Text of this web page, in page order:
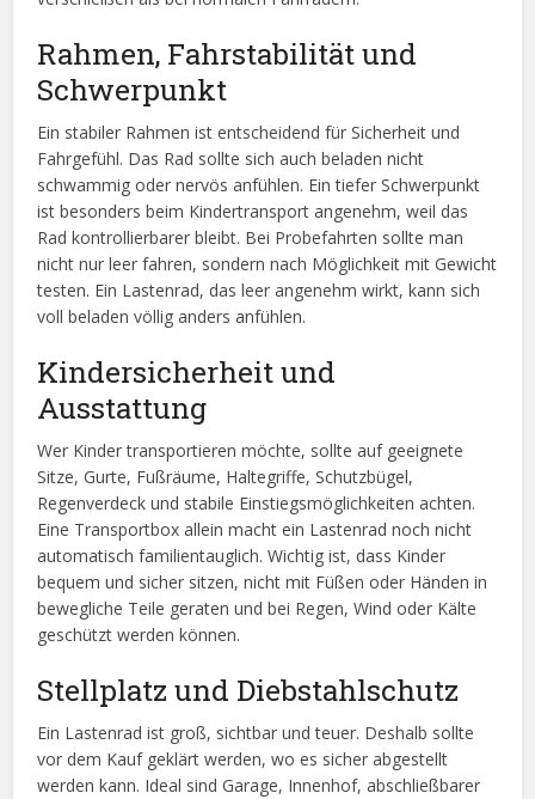
Rahmen, Fahrstabilität und
Schwerpunkt
Ein stabiler Rahmen ist entscheidend für Sicherheit und
Fahrgefühl. Das Rad sollte sich auch beladen nicht
schwammig oder nervös anfühlen. Ein tiefer Schwerpunkt
ist besonders beim Kindertransport angenehm, weil das
Rad kontrollierbarer bleibt. Bei Probefahrten sollte man
nicht nur leer fahren, sondern nach Möglichkeit mit Gewicht
testen. Ein Lastenrad, das leer angenehm wirkt, kann sich
voll beladen völlig anders anfühlen.
Kindersicherheit und
Ausstattung
Wer Kinder transportieren möchte, sollte auf geeignete
Sitze, Gurte, Fußräume, Haltegriffe, Schutzbügel,
Regenverdeck und stabile Einstiegsmöglichkeiten achten.
Eine Transportbox allein macht ein Lastenrad noch nicht
automatisch familientauglich. Wichtig ist, dass Kinder
bequem und sicher sitzen, nicht mit Füßen oder Händen in
bewegliche Teile geraten und bei Regen, Wind oder Kälte
geschützt werden können.
Stellplatz und Diebstahlschutz
Ein Lastenrad ist groß, sichtbar und teuer. Deshalb sollte
vor dem Kauf geklärt werden, wo es sicher abgestellt
werden kann. Ideal sind Garage, Innenhof, abschließbarer